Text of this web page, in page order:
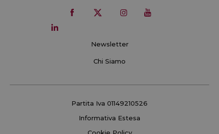
Newsletter
Chi Siamo
Partita Iva 01149210526
Informativa Estesa
Cookie Policy